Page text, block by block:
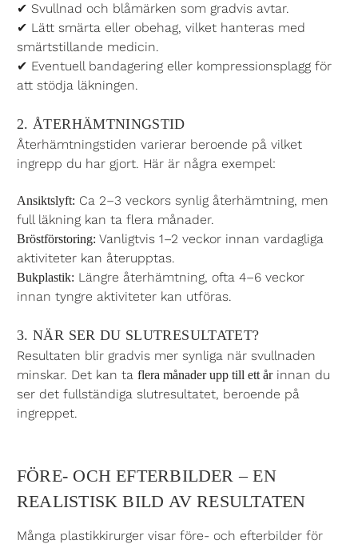
✔ Svullnad och blåmärken som gradvis avtar.
✔ Lätt smärta eller obehag, vilket hanteras med
smärtstillande medicin.
✔ Eventuell bandagering eller kompressionsplagg för
att stödja läkningen.
2. ÅTERHÄMTNINGSTID
Återhämtningstiden varierar beroende på vilket
ingrepp du har gjort. Här är några exempel:
Ansiktslyft: Ca 2–3 veckors synlig återhämtning, men
full läkning kan ta flera månader.
Bröstförstoring: Vanligtvis 1–2 veckor innan vardagliga
aktiviteter kan återupptas.
Bukplastik: Längre återhämtning, ofta 4–6 veckor
innan tyngre aktiviteter kan utföras.
3. NÄR SER DU SLUTRESULTATET?
Resultaten blir gradvis mer synliga när svullnaden
minskar. Det kan ta flera månader upp till ett årinnan du
ser det fullständiga slutresultatet, beroende på
ingreppet.
FÖRE- OCH EFTERBILDER – EN
REALISTISK BILD AV RESULTATEN
Många plastikkirurger visar före- och efterbilder för